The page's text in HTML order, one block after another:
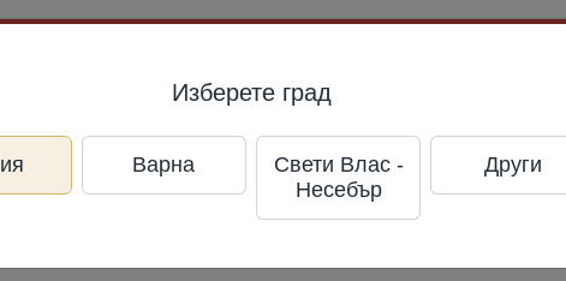
Изберете град
Варна
Свети Влас -
Несебър
Други